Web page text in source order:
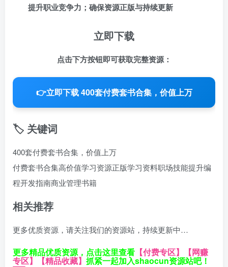
提升职业竞争力；确保资源正版与持续更新
立即下载
点击下方按钮即可获取完整资源：
👉立即下载 400套付费套书合集，价值上万
🏷️ 关键词
400套付费套书合集，价值上万
付费套书合集高价值学习资源正版学习资料职场技能提升编
程开发指南商业管理书籍
相关推荐
更多优质资源，请关注我们的资源站，持续更新中…
更多精品优质资源，点击这里查看 【付费专区】 【网赚
专区】 【精品收藏】 抓紧一起加入shaocun资源站吧！